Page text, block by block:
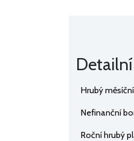
Hrubý
Nefinanční
Roční hrubý